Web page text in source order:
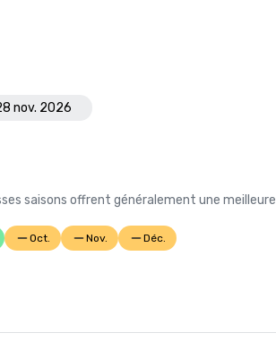
nov. 2026
saisons offrent généralement une meilleure
Oct. Nov. Déc.